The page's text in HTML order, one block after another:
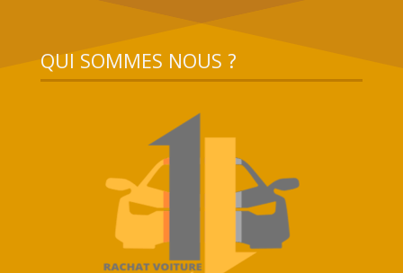
QUI SOMMES NOUS ?